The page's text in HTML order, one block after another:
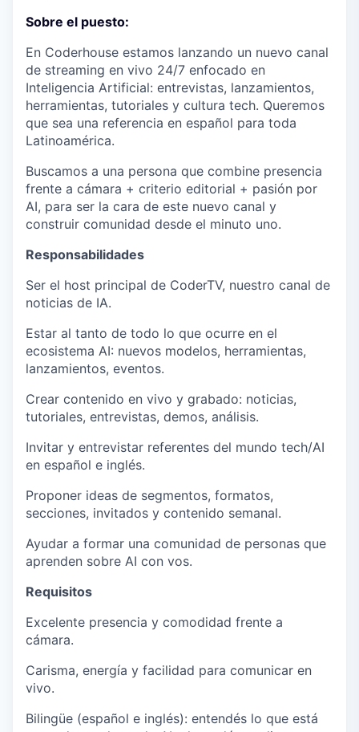
Sobre el puesto:
En Coderhouse estamos lanzando un nuevo canal
de streaming en vivo 24/7 enfocado en
Inteligencia Artificial: entrevistas, lanzamientos,
herramientas, tutoriales y cultura tech. Queremos
que sea una referencia en español para toda
Latinoamérica.
Buscamos a una persona que combine presencia
frente a cámara + criterio editorial + pasión por
AI, para ser la cara de este nuevo canal y
construir comunidad desde el minuto uno.
Responsabilidades
Ser el host principal de CoderTV, nuestro canal de
noticias de IA.
Estar al tanto de todo lo que ocurre en el
ecosistema AI: nuevos modelos, herramientas,
lanzamientos, eventos.
Crear contenido en vivo y grabado: noticias,
tutoriales, entrevistas, demos, análisis.
Invitar y entrevistar referentes del mundo tech/AI
en español e inglés.
Proponer ideas de segmentos, formatos,
secciones, invitados y contenido semanal.
Ayudar a formar una comunidad de personas que
aprenden sobre AI con vos.
Requisitos
Excelente presencia y comodidad frente a
cámara.
Carisma, energía y facilidad para comunicar en
vivo.
Bilingüe (español e inglés): entendés lo que está